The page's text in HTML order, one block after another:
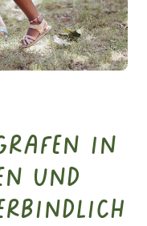
in
und